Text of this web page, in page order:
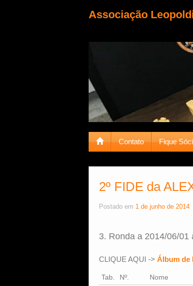
Associação
Contato Fique
2º FIDE da
Postado em 1 de junho de 2014
3. Ronda a 2014/06/01
CLIQUE AQUI -> Álbum de
Tab. Nº. Nome